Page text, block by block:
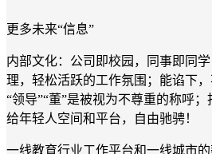
更多未来“信息”
内部文化：公司即校园，同事即同
理，轻松活跃的工作氛围；能谄下
“领导”“董”是被视为不尊重的称呼；
给年轻人空间和平台，自由驰骋！
一线教育行业工作平台和一线城市